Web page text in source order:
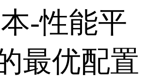
-性能平
最优配置